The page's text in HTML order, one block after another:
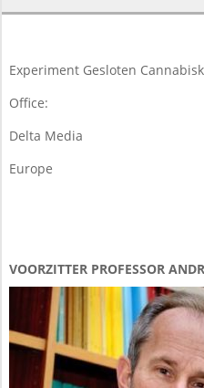
03-
Experiment Gesloten
Office:
Delta Media
Europe
VOORZITTER PROFESSOR